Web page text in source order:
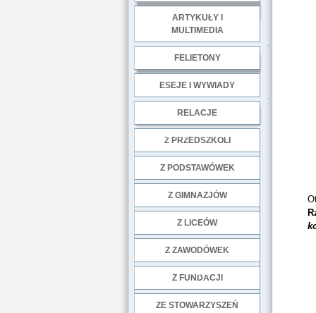
ARTYKUŁY I
MULTIMEDIA
FELIETONY
ESEJE I WYWIADY
RELACJE
Z PRZEDSZKOLI
Z PODSTAWÓWEK
Z GIMNAZJÓW
Z LICEÓW
Z ZAWODÓWEK
Z FUNDACJI
ZE STOWARZYSZEŃ